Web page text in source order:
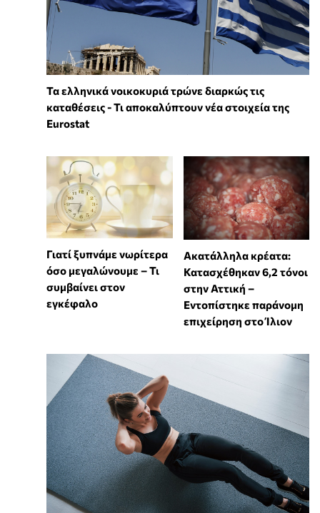
Τα ελληνικά νοικοκυριά τρώνε διαρκώς τις
καταθέσεις - Τι αποκαλύπτουν νέα στοιχεία της
Eurostat
Γιατί ξυπνάμε νωρίτερα
όσο μεγαλώνουμε – Τι
συμβαίνει στον
εγκέφαλο
Ακατάλληλα κρέατα:
Κατασχέθηκαν 6,2 τόνοι
στην Αττική –
Εντοπίστηκε παράνομη
επιχείρηση στο Ίλιον